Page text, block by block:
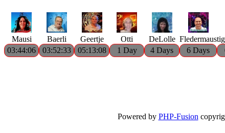
Mausi
03:44:06
Baerli
03:52:33
Geertje
05:13:08
Otti
1 Day
DeLolle
4 Days
Fledermaus
6 Days
Powered by PHP-Fusion